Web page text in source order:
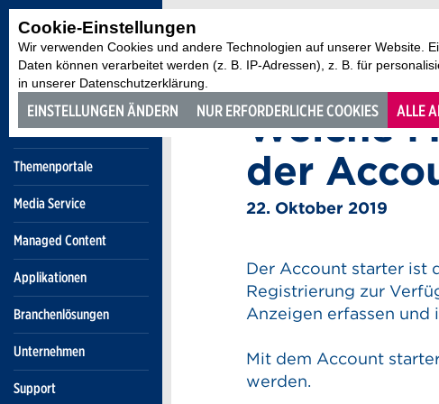
Cookie-Einstellungen
Wir verwenden Cookies und andere Technologien auf unserer Website.
Daten können verarbeitet werden (z. B. IP-Adressen), z. B. für
in unserer Datenschutzerklärung.
EINSTELLUNGEN ÄNDERN NUR ERFORDERLICHE COOKIES ALLE
Themenportale
Media Service
Managed Content
Applikationen
Branchenlösungen
Unternehmen
Support
Account starter
Welche
der
22. Oktober 2019
Der Account starter ist
Registrierung zur
Anzeigen erfassen und
Mit dem Account
werden.